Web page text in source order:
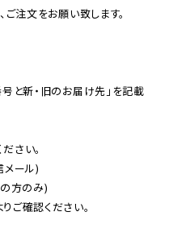
号と新・旧のお届け先」を記載
さい。
メール)
方のみ)
ご確認ください。